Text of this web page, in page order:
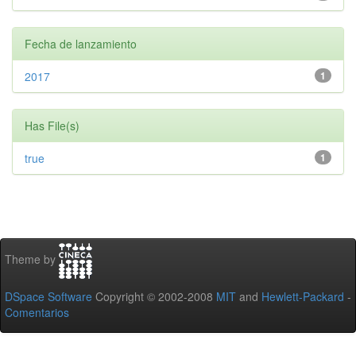
Fecha de lanzamiento
1
2017
Has File(s)
1
true
Theme by
DSpace Software Copyright © 2002-2008 MIT and Hewlett-Packard -
Comentarios